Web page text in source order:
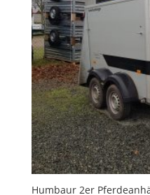
Humbaur 2er